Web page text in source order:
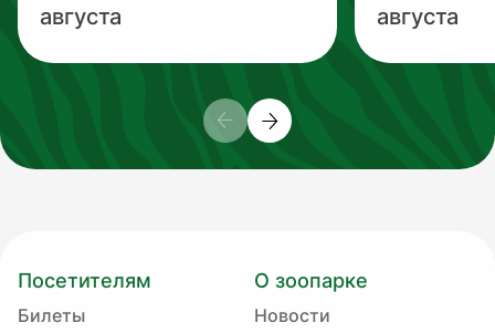
августа
августа
Посетителям
Билеты
О зоопарке
Новости